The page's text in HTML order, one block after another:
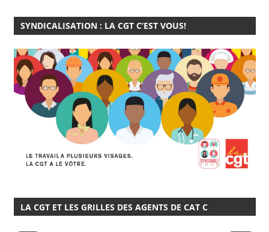
SYNDICALISATION : LA CGT C’EST VOUS!
LA CGT ET LES GRILLES DES AGENTS DE CAT C